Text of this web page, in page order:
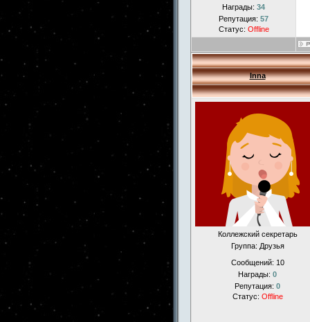
Награды: 34
Репутация: 57
Статус: Offline
Inna
Коллежский секретарь
Группа: Друзья
Сообщений: 10
Награды: 0
Репутация: 0
Статус: Offline